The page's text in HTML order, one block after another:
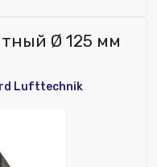
Ø 125 мм ПП
Ø 125 мм
Lufttechnik